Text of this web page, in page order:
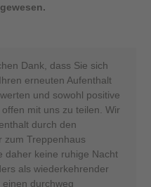
Dank, dass Sie sich
erneuten Aufenthalt
und sowohl positive
mit uns zu teilen. Wir
durch den
zum Treppenhaus
daher keine ruhige Nacht
als wiederkehrender
durchweg